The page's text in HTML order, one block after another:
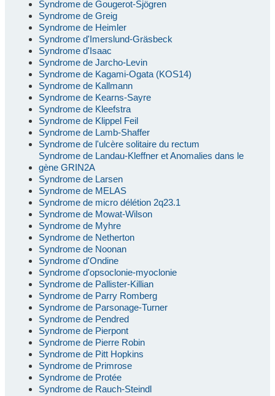
Syndrome de Gougerot-Sjögren
Syndrome de Greig
Syndrome de Heimler
Syndrome d'Imerslund-Gräsbeck
Syndrome d'Isaac
Syndrome de Jarcho-Levin
Syndrome de Kagami-Ogata (KOS14)
Syndrome de Kallmann
Syndrome de Kearns-Sayre
Syndrome de Kleefstra
Syndrome de Klippel Feil
Syndrome de Lamb-Shaffer
Syndrome de l'ulcère solitaire du rectum
Syndrome de Landau-Kleffner et Anomalies dans le
gène GRIN2A
Syndrome de Larsen
Syndrome de MELAS
Syndrome de micro délétion 2q23.1
Syndrome de Mowat-Wilson
Syndrome de Myhre
Syndrome de Netherton
Syndrome de Noonan
Syndrome d'Ondine
Syndrome d'opsoclonie-myoclonie
Syndrome de Pallister-Killian
Syndrome de Parry Romberg
Syndrome de Parsonage-Turner
Syndrome de Pendred
Syndrome de Pierpont
Syndrome de Pierre Robin
Syndrome de Pitt Hopkins
Syndrome de Primrose
Syndrome de Protée
Syndrome de Rauch-Steindl